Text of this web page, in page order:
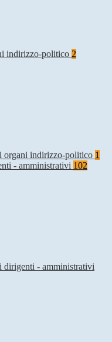
indirizzo-politico 2
organi indirizzo-politico 1
- amministrativi 102
dirigenti - amministrativi